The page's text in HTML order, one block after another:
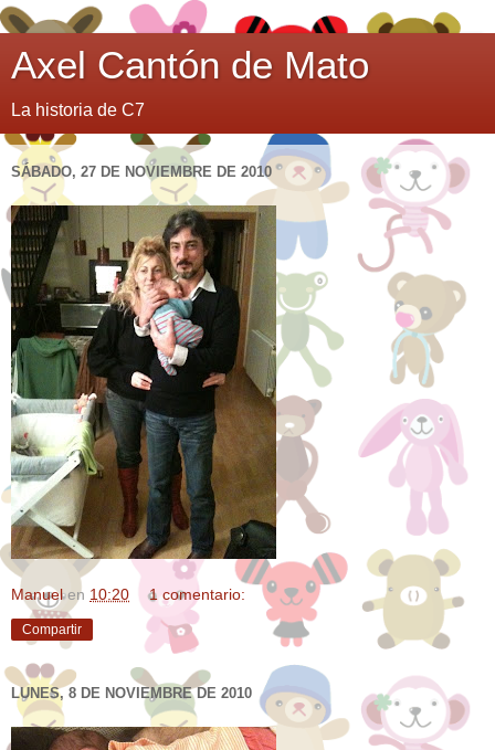
Axel Cantón de Mato
La historia de C7
SÁBADO, 27 DE NOVIEMBRE DE 2010
Manuel en 10:20 1 comentario:
Compartir
LUNES, 8 DE NOVIEMBRE DE 2010